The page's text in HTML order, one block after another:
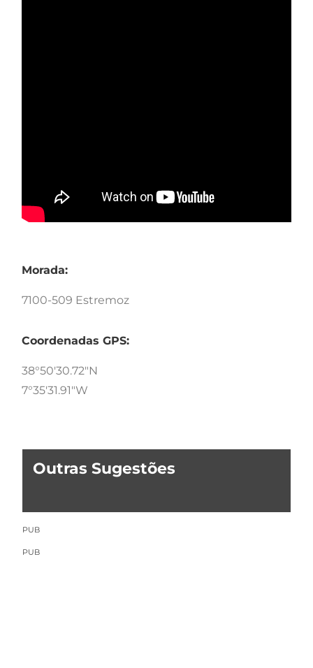
Morada:
7100-509 Estremoz
Coordenadas GPS:
38°50'30.72"N
7°35'31.91"W
Outras Sugestões
PUB
PUB